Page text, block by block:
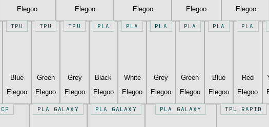
Elegoo
Elegoo
Elegoo
Elegoo
Elegoo
TPU
Blue
Elegoo
TPU
Green
Elegoo
TPU
Grey
Elegoo
PLA
Black
Elegoo
PLA
White
Elegoo
PLA
Grey
Elegoo
PLA
Green
Elegoo
PLA
Blue
Elegoo
PLA
Red
Elegoo
PLA GALAXY PLA GALAXY PLA GALAXY TPU RAPID